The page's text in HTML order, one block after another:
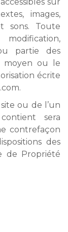
images,
sons. Toute
partie des
moyen ou le
écrite
ou de l’un
sera
contrefaçon
des
de Propriété